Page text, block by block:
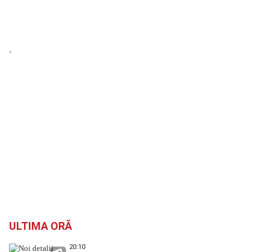
`
ULTIMA ORĂ
20:10